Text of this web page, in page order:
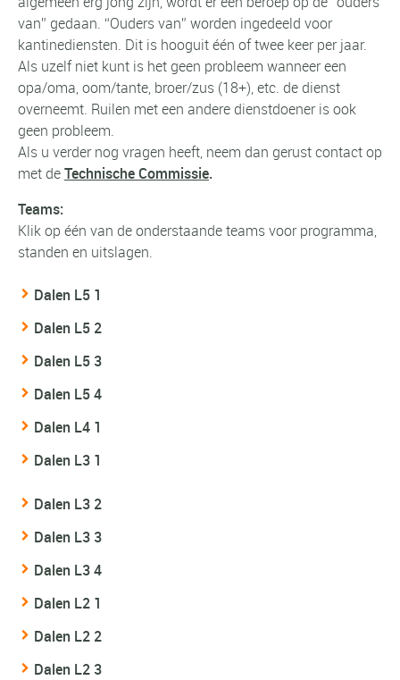
van” gedaan. “Ouders van” worden ingedeeld voor
kantinediensten. Dit is hooguit één of twee keer per jaar.
Als uzelf niet kunt is het geen probleem wanneer een
opa/oma, oom/tante, broer/zus (18+), etc. de dienst
overneemt. Ruilen met een andere dienstdoener is ook
geen probleem.
Als u verder nog vragen heeft, neem dan gerust contact op
met deTechnische Commissie.
Teams:
Klik op één van de onderstaande teams voor programma,
standen en uitslagen.
Dalen L5 1
Dalen L5 2
Dalen L5 3
Dalen L5 4
Dalen L4 1
Dalen L3 1
Dalen L3 2
Dalen L3 3
Dalen L3 4
Dalen L2 1
Dalen L2 2
Dalen L2 3